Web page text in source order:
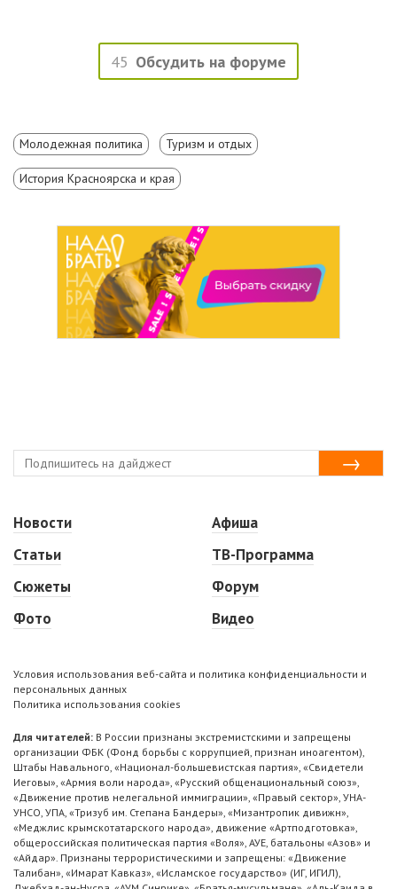
45 Обсудить на форуме
Молодежная политика Туризм и отдых
История Красноярска и края
Новости
Статьи
Сюжеты
Фото
Афиша
ТВ-Программа
Форум
Видео
Условия использования веб-сайта и политика конфиденциальности и
персональных данных
Политика использования cookies
Для читателей: В России признаны экстремистскими и запрещены
организации ФБК (Фонд борьбы с коррупцией, признан иноагентом),
Штабы Навального, «Национал-большевистская партия», «Свидетели
Иеговы», «Армия воли народа», «Русский общенациональный союз»,
«Движение против нелегальной иммиграции», «Правый сектор», УНА-
УНСО, УПА, «Тризуб им. Степана Бандеры», «Мизантропик дивижн»,
«Меджлис крымскотатарского народа», движение «Артподготовка»,
общероссийская политическая партия «Воля», АУЕ, батальоны «Азов» и
«Айдар». Признаны террористическими и запрещены: «Движение
Талибан», «Имарат Кавказ», «Исламское государство» (ИГ, ИГИЛ),